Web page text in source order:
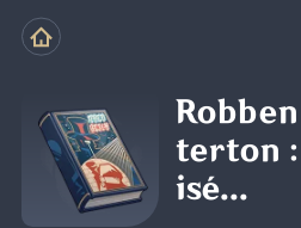
terton
isé...